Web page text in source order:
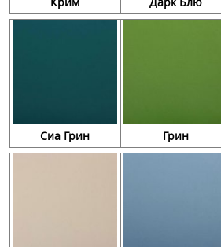
Сиа Грин Грин